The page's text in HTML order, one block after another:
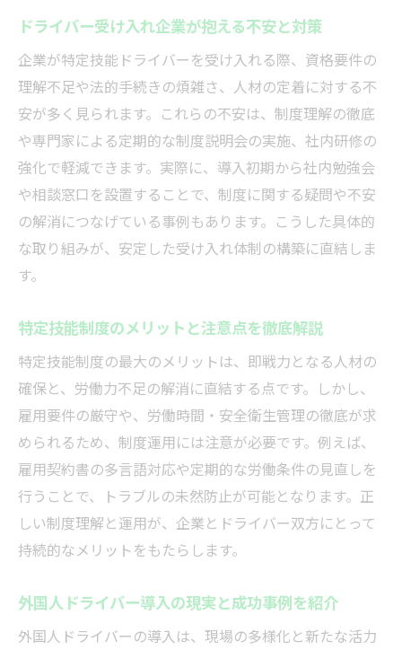
ドライバー受け入れ企業が抱える不安と対策
企業が特定技能ドライバーを受け入れる際、資格要件の
理解不足や法的手続きの煩雑さ、人材の定着に対する不
安が多く見られます。これらの不安は、制度理解の徹底
や専門家による定期的な制度説明会の実施、社内研修の
強化で軽減できます。実際に、導入初期から社内勉強会
や相談窓口を設置することで、制度に関する疑問や不安
の解消につなげている事例もあります。こうした具体的
な取り組みが、安定した受け入れ体制の構築に直結しま
す。
特定技能制度のメリットと注意点を徹底解説
特定技能制度の最大のメリットは、即戦力となる人材の
確保と、労働力不足の解消に直結する点です。しかし、
雇用要件の厳守や、労働時間・安全衛生管理の徹底が求
められるため、制度運用には注意が必要です。例えば、
雇用契約書の多言語対応や定期的な労働条件の見直しを
行うことで、トラブルの未然防止が可能となります。正
しい制度理解と運用が、企業とドライバー双方にとって
持続的なメリットをもたらします。
外国人ドライバー導入の現実と成功事例を紹介
外国人ドライバーの導入は、現場の多様化と新たな活力